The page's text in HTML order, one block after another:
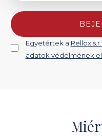
Egyetértek a Rellox
adatok védelmének